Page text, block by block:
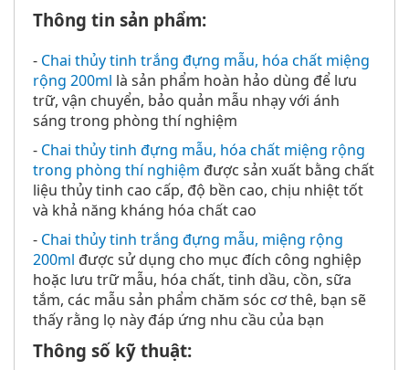
Thông tin sản phẩm:
- Chai thủy tinh trắng đựng mẫu, hóa chất miệng
rộng 200ml là sản phẩm hoàn hảo dùng để lưu
trữ, vận chuyển, bảo quản mẫu nhạy với ánh
sáng trong phòng thí nghiệm
- Chai thủy tinh đựng mẫu, hóa chất miệng rộng
trong phòng thí nghiệm được sản xuất bằng chất
liệu thủy tinh cao cấp, độ bền cao, chịu nhiệt tốt
và khả năng kháng hóa chất cao
- Chai thủy tinh trắng đựng mẫu, miệng rộng
200ml được sử dụng cho mục đích công nghiệp
hoặc lưu trữ mẫu, hóa chất, tinh dầu, cồn, sữa
tắm, các mẫu sản phẩm chăm sóc cơ thê, bạn sẽ
thấy rằng lọ này đáp ứng nhu cầu của bạn
Thông số kỹ thuật: